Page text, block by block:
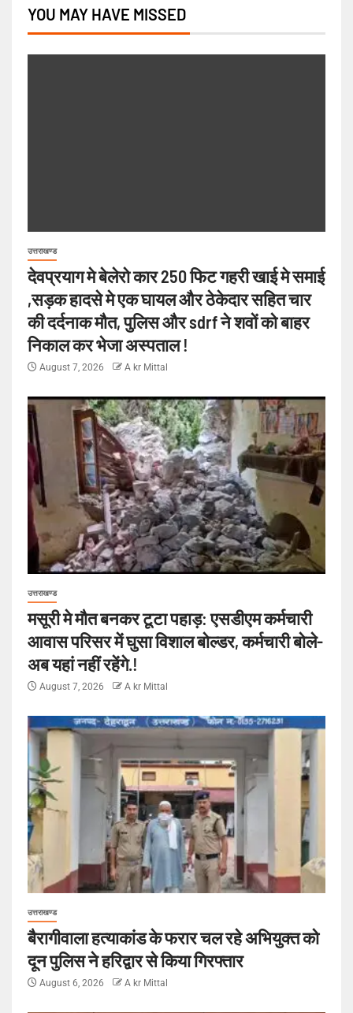
YOU MAY HAVE MISSED
उत्तराखण्ड
देवप्रयाग मे बेलेरो कार 250 फिट गहरी खाई मे समाई
,सड़क हादसे मे एक घायल और ठेकेदार सहित चार
की दर्दनाक मौत, पुलिस और sdrf ने शवों को बाहर
निकाल कर भेजा अस्पताल !
August 7, 2026 A kr Mittal
उत्तराखण्ड
मसूरी मे मौत बनकर टूटा पहाड़: एसडीएम कर्मचारी
आवास परिसर में घुसा विशाल बोल्डर, कर्मचारी बोले-
अब यहां नहीं रहेंगे.!
August 7, 2026 A kr Mittal
उत्तराखण्ड
बैरागीवाला हत्याकांड के फरार चल रहे अभियुक्त को
दून पुलिस ने हरिद्वार से किया गिरफ्तार
August 6, 2026 A kr Mittal